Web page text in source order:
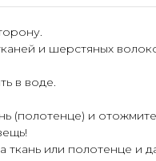
и шерстяных
в воде.
(полотенце) и
или полотенце и